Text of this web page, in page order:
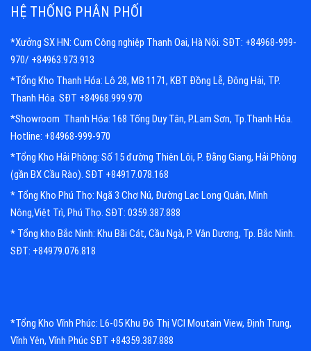
HỆ THỐNG PHÂN PHỐI
*Xưởng SX HN: Cụm Công nghiệp Thanh Oai, Hà Nội. SĐT: +84968-999-
970/ +84963.973.913
*Tổng Kho Thanh Hóa: Lô 28, MB 1171, KBT Đồng Lễ, Đông Hải, TP.
Thanh Hóa. SĐT +84968.999.970
*Showroom Thanh Hóa: 168 Tống Duy Tân, P.Lam Sơn, Tp.Thanh Hóa.
Hotline: +84968-999-970
*Tổng Kho Hải Phòng: Số 15 đường Thiên Lôi, P. Đằng Giang, Hải Phòng
(gần BX Cầu Rào). SĐT +84917.078.168
* Tổng Kho Phú Thọ: Ngã 3 Chợ Nú, Đường Lạc Long Quân, Minh
Nông,Việt Trì, Phú Thọ. SĐT: 0359.387.888
* Tổng kho Bắc Ninh: Khu Bãi Cát, Cầu Ngà, P. Vân Dương, Tp. Bắc Ninh.
SĐT: +84979.076.818
*Tổng Kho Vĩnh Phúc: L6-05 Khu Đô Thị VCI Moutain View, Định Trung,
Vĩnh Yên, Vĩnh Phúc SĐT +84359.387.888